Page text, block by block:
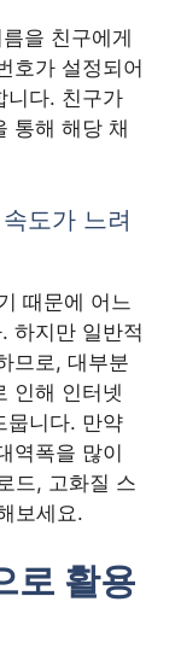
을 친구에게
호가 설정되어
니다. 친구가
통해 해당 채
도가 느려
때문에 어느
하지만 일반적
므로, 대부분
인해 인터넷
뭅니다. 만약
역폭을 많이
드, 고화질 스
보세요.
로 활용